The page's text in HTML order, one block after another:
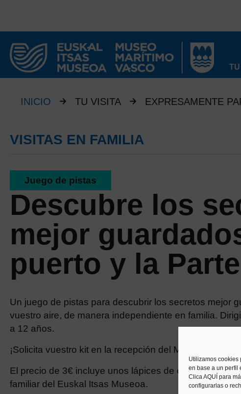
Utilizamos cookies
en base a un perfil
Clica AQUÍ para
configurarlas o
INICIO TU VISITA EXPRESAMENTE
VISITAS EN FAMILIA
Juego de pistas
Descubre los
mejor
puerto y la
Un juego de pistas para descubrir los secretos mejor
vuestro aire, de manera independiente en familia.
a 12 años.
¡Solicita vuestro kit en la recepción del Museo en el
El precio de 3€ incluye unos lápices de colores para
familiar del Euskal Itsas Museoa.